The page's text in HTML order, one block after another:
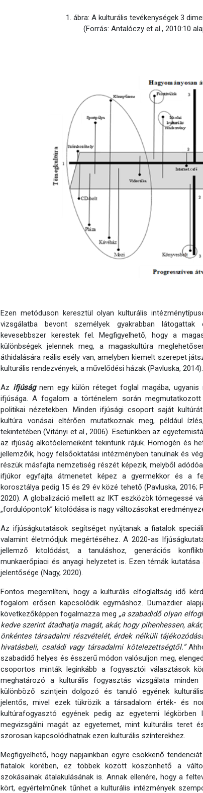
1. ábra: A kulturális tevékenységek 3
(Forrás: Antalóczy et al., 2010:10
Ezen metóduson keresztül olyan kulturális
vizsgálatba bevont személyek gyakrabban
kevesebbszer kerestek fel. Megfigyelhető, hogy a
különbségek jelennek meg, a magaskultúra
áthidalására reális esély van, amelyben kiemelt szerepet
kulturális rendezvények, a művelődési házak (Pavluska, 2014).
Az ifjúságnem egy külön réteget foglal magába,
ifjúsága. A fogalom a történelem során megmutatkozott
politikai nézetekben. Minden ifjúsági csoport saját
kultúra vonásai eltérően mutatkoznak meg, például
tekintetében (Vitányi et al., 2006). Esetünkben az
az ifjúság alkotóelemeiként tekintünk rájuk. Homogén és
jellemzőik, hogy felsőoktatási intézményben tanulnak és
részük másfajta nemzetiség részét képezik, melyből
ifjúkor egyfajta átmenetet képez a gyermekkor és a
korosztálya pedig 15 és 29 év közé tehető (Pavluska, 2016;
2020). A globalizáció mellett az IKT eszközök tömegessé
„fordulópontok” kitolódása is nagy változásokat
Az ifjúságkutatások segítséget nyújtanak a fiatalok
valamint életmódjuk megértéséhez. A 2020-as
jellemző kitolódást, a tanuláshoz, generációs
munkaerőpiaci és anyagi helyzetet is. Ezen témák
jelentősége (Nagy, 2020).
Fontos megemlíteni, hogy a kulturális elfoglaltság idő
fogalom erősen kapcsolódik egymáshoz. Dumazdier
következőképpen fogalmazza meg „a szabadidő olyan
kedve szerint átadhatja magát, akár, hogy pihenhessen,
önkéntes társadalmi részvételét, érdek nélküli
hivatásbeli, családi vagy társadalmi kötelezettségtől.”
szabadidő helyes és ésszerű módon valósuljon meg,
csoportos minták leginkább a fogyasztói választások
meghatározó a kulturális fogyasztás vizsgálata
különböző szintjein dolgozó és tanuló egyének
jelentős, mivel ezek tükrözik a társadalom érték- és
kultúrafogyasztó egyének pedig az egyetemi
megvizsgálni magát az egyetemet, mint kulturális teret
szorosan kapcsolódhatnak ezen kulturális színterekhez.
Megfigyelhető, hogy napjainkban egyre csökkenő
fiatalok körében, ez többek között köszönhető a
szokásainak átalakulásának is. Annak ellenére, hogy a
kört, egyértelműnek tűnhet a kulturális intézmények